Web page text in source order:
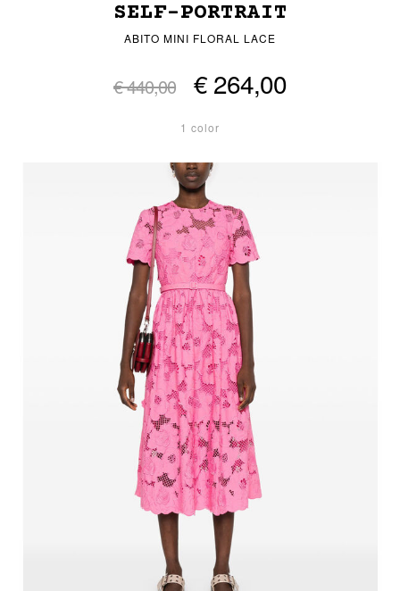
SELF-PORTRAIT
ABITO MINI FLORAL LACE
€ 440,00 € 264,00
1 color